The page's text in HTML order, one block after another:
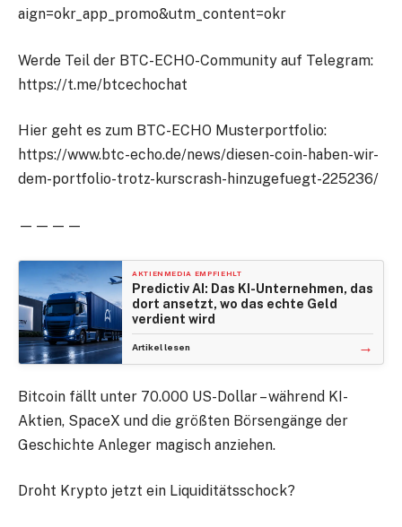
aign=okr_app_promo&utm_content=okr
Werde Teil der BTC-ECHO-Community auf Telegram:
https://t.me/btcechochat
Hier geht es zum BTC-ECHO Musterportfolio:
https://www.btc-echo.de/news/diesen-coin-haben-wir-
dem-portfolio-trotz-kurscrash-hinzugefuegt-225236/
————
AKTIENMEDIA EMPFIEHLT
Predictiv AI: Das KI-Unternehmen, das
dort ansetzt, wo das echte Geld
verdient wird
Artikel lesen →
Bitcoin fällt unter 70.000 US-Dollar – während KI-
Aktien, SpaceX und die größten Börsengänge der
Geschichte Anleger magisch anziehen.
Droht Krypto jetzt ein Liquiditätsschock?